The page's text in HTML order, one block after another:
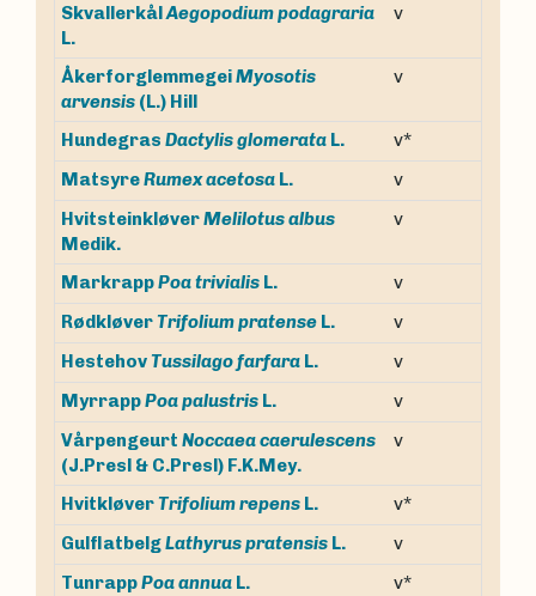
SkvallerkålAegopodium podagraria
L.
v
ÅkerforglemmegeiMyosotis
arvensis (L.) Hill
v
Hundegras Dactylis glomerata L.
v*
MatsyreRumex acetosa L.
v
HvitsteinkløverMelilotus albus
Medik.
v
MarkrappPoa trivialis L.
v
RødkløverTrifolium pratense L.
v
HestehovTussilago farfara L.
v
MyrrappPoa palustris L.
v
Vårpengeurt Noccaea caerulescens
(J.Presl & C.Presl) F.K.Mey.
v
HvitkløverTrifolium repens L.
v*
GulflatbelgLathyrus pratensis L.
v
TunrappPoa annua L.
v*